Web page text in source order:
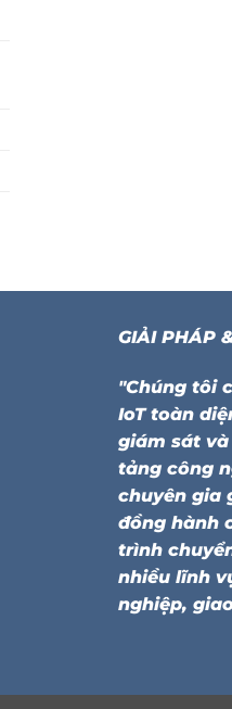
GIẢI PHÁP
"Chúng tôi
IoT toàn
giám sát
tảng công
chuyên gia
đồng hành
trình
nhiều lĩnh
nghiệp,